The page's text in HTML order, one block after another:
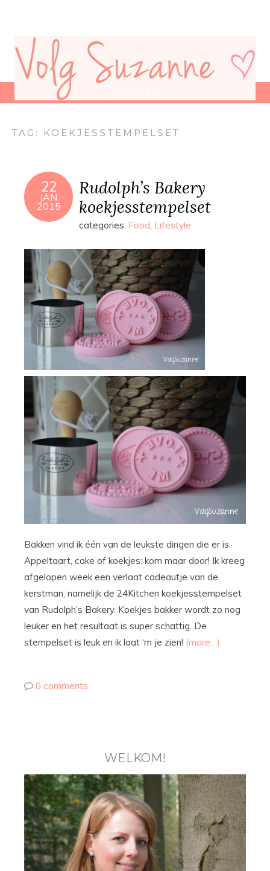
TAG: KOEKJESSTEMPELSET
22
JAN
2015
Rudolph’s Bakery
koekjesstempelset
categories: Food, Lifestyle
Bakken vind ik één van de leukste dingen die er is.
Appeltaart, cake of koekjes: kom maar door! Ik kreeg
afgelopen week een verlaat cadeautje van de
kerstman, namelijk de 24Kitchen koekjesstempelset
van Rudolph’s Bakery. Koekjes bakker wordt zo nog
leuker en het resultaat is super schattig. De
stempelset is leuk en ik laat ‘m je zien! (more…)
0 comments
WELKOM!